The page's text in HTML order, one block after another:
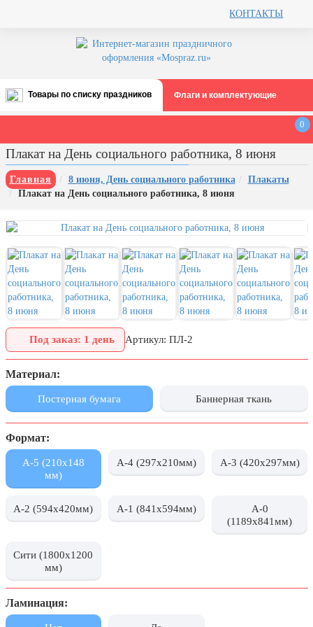
КОНТАКТЫ
Товары по списку праздников
Все праздники
августа)
12 августа, День ВВС
22 августа, День Государственного
День шахтера (последнее
воскресенье августа)
1 сентября, День знаний
3 сентября, День солидарности в
борьбе с терроризмом
День города Москвы (первая суббота
сентября)
сентября)
8 сентября, День танкиста (второе
воскресенье сентября)
1 октября, Международный день
пожилых людей
5 октября, День учителя
25 октября, День Таможенника
28 октября, День Бабушек и Дедушек
Хэллоуин
4 ноября, День народного единства
Флаги и комплектующие
0
Плакат на День социального работника, 8 июня
Главная 8 июня, День социального работника
Плакаты
Плакат на День социального работника, 8 июня
Под заказ: 1 день Артикул: ПЛ-2
Материал:
Постерная бумага Баннерная ткань
Формат:
А-5 (210х148
мм)
А-4 (297x210мм) А-3 (420x297мм)
А-2 (594x420мм) А-1 (841x594мм)
А-0
(1189x841мм)
Сити (1800x1200
мм)
Ламинация: